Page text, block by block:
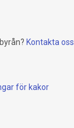
Kontakta oss
för kakor